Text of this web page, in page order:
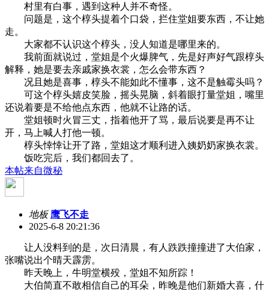
村里有白事，遇到这种人并不奇怪。
问题是，这个椁头提着个口袋，拦住堂姐要东西，不让她
走。
大家都不认识这个椁头，没人知道是哪里来的。
我前面就说过，堂姐是个火爆脾气，先是好声好气跟椁头
解释，她是要去亲戚家换衣裳，怎么会带东西？
况且她是喜事，椁头不能如此不懂事，这不是触霉头吗？
可这个椁头嬉皮笑脸，摇头晃脑，斜着眼打量堂姐，嘴里
还说着要是不给他点东西，他就不让路的话。
堂姐顿时火冒三丈，指着他开了骂，最后说要是再不让
开，马上喊人打他一顿。
椁头悻悻让开了路，堂姐这才顺利进入姨奶奶家换衣裳。
饭吃完后，我们都回去了。
本帖来自微秘
地板 鹰飞不走
2025-6-8 20:21:36
让人没料到的是，次日清晨，有人跌跌撞撞进了大伯家，
张嘴说出个晴天霹雳。
昨天晚上，牛明堂横殁，堂姐不知所踪！
大伯简直不敢相信自己的耳朵，昨晚是他们新婚大喜，什